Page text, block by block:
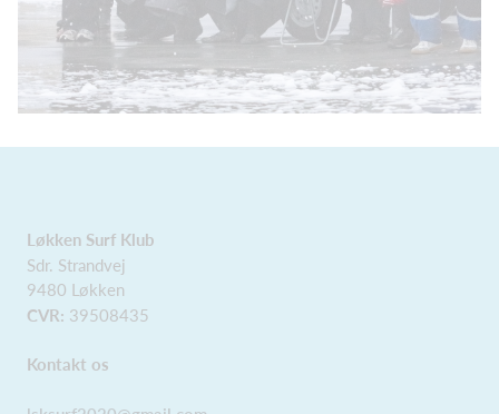
Løkken Surf Klub
Sdr. Strandvej
9480 Løkken
CVR: 39508435
Kontakt os